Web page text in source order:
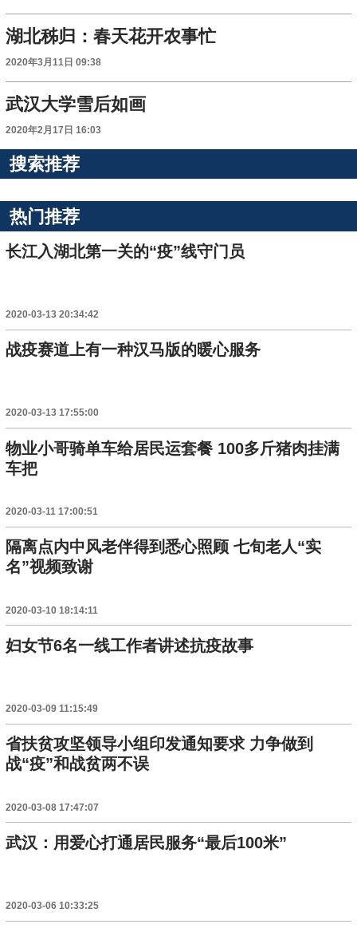
湖北秭归：春天花开农事忙
2020年3月11日 09:38
武汉大学雪后如画
2020年2月17日 16:03
搜索推荐
热门推荐
长江入湖北第一关的“疫”线守门员
2020-03-13 20:34:42
战疫赛道上有一种汉马版的暖心服务
2020-03-13 17:55:00
物业小哥骑单车给居民运套餐 100多斤猪肉挂满
车把
2020-03-11 17:00:51
隔离点内中风老伴得到悉心照顾 七旬老人“实
名”视频致谢
2020-03-10 18:14:11
妇女节6名一线工作者讲述抗疫故事
2020-03-09 11:15:49
省扶贫攻坚领导小组印发通知要求 力争做到
战“疫”和战贫两不误
2020-03-08 17:47:07
武汉：用爱心打通居民服务“最后100米”
2020-03-06 10:33:25